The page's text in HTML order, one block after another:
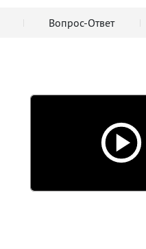
Вопрос-Ответ